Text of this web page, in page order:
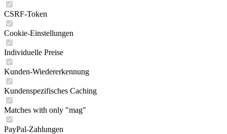
CSRF-Token
Cookie-Einstellungen
Individuelle Preise
Kunden-Wiedererkennung
Kundenspezifisches Caching
Matches with only "mag"
PayPal-Zahlungen